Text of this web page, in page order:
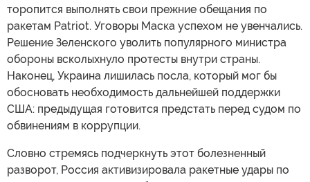
торопится выполнять свои прежние обещания по
ракетам Patriot. Уговоры Маска успехом не увенчались.
Решение Зеленского уволить популярного министра
обороны всколыхнуло протесты внутри страны.
Наконец, Украина лишилась посла, который мог бы
обосновать необходимость дальнейшей поддержки
США: предыдущая готовится предстать перед судом по
обвинениям в коррупции.
Словно стремясь подчеркнуть этот болезненный
разворот, Россия активизировала ракетные удары по